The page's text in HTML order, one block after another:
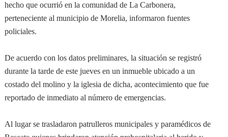
hecho que ocurrió en la comunidad de La Carbonera,
perteneciente al municipio de Morelia, informaron fuentes
policiales.
De acuerdo con los datos preliminares, la situación se registró
durante la tarde de este jueves en un inmueble ubicado a un
costado del molino y la iglesia de dicha, acontecimiento que fue
reportado de inmediato al número de emergencias.
Al lugar se trasladaron patrulleros municipales y paramédicos de